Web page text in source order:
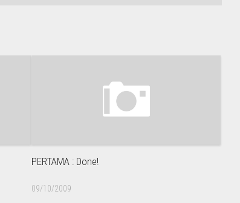
PERTAMA : Done!
09/10/2009